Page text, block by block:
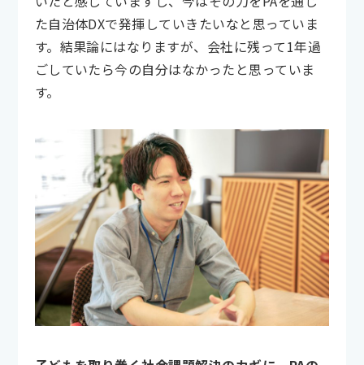
た自治体DXで発揮していきたいなと思っていま
す。結果論にはなりますが、会社に残って1年過
ごしていたら今の自分はなかったと思っていま
す。